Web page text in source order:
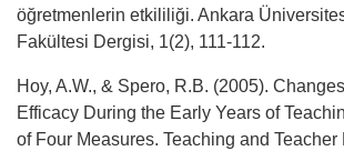
öğretmenlerin etkililiği. Ankara
Fakültesi Dergisi, 1(2), 111-112.
Hoy, A.W., & Spero, R.B. (2005).
Efficacy During the Early Years of
of Four Measures. Teaching and Teacher